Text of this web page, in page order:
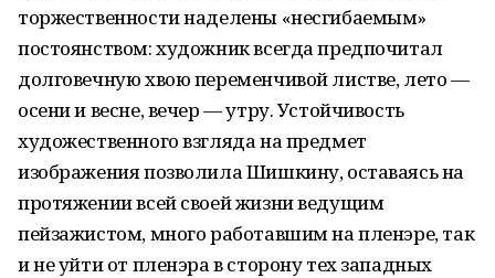
торжественности наделены «несгибаемым»
постоянством: художник всегда предпочитал
долговечную хвою переменчивой листве, лето —
осени и весне, вечер — утру. Устойчивость
художественного взгляда на предмет
изображения позволила Шишкину, оставаясь на
протяжении всей своей жизни ведущим
пейзажистом, много работавшим на пленэре, так
и не уйти от пленэра в сторону тех западных